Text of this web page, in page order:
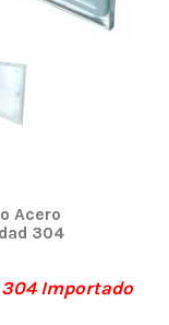
Acero
304
Importado